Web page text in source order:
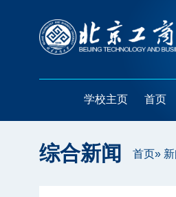
学校主页 首页
综合新闻 首页»